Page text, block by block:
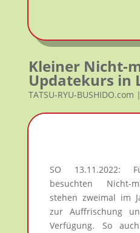
Kleiner Nicht-
Updatekurs in
TATSU-RYU-
SO 13.11.2022:
besuchten Nicht-
stehen zweimal im
zur Auffrischung
Verfügung. So